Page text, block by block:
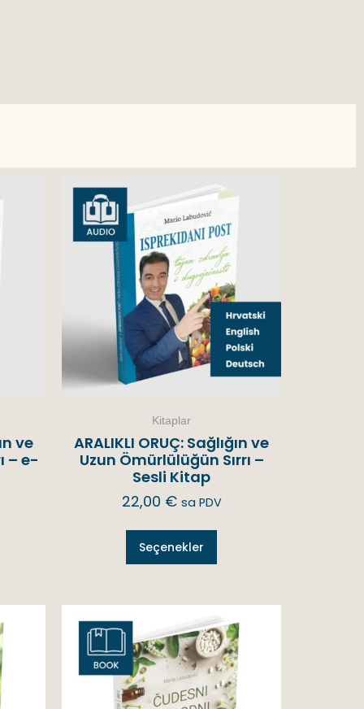
ve
– e-
Kitaplar
ARALIKLI ORUÇ: Sağlığın ve
Uzun Ömürlülüğün Sırrı –
Sesli Kitap
22,00 € sa PDV
Seçenekler